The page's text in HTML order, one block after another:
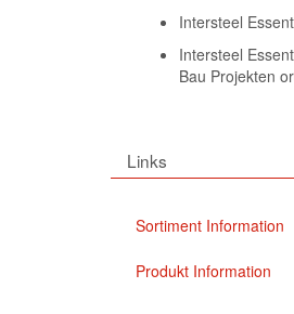
Intersteel
Intersteel
Bau Projekten
Links
Sortiment Information
Produkt Information